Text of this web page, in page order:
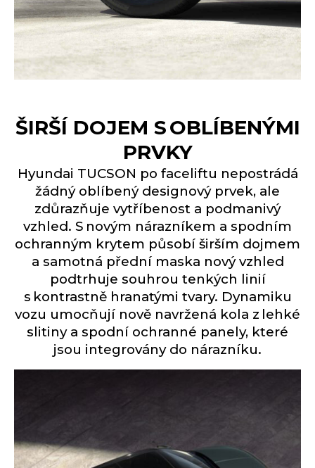
ŠIRŠÍ DOJEM S OBLÍBENÝMI
PRVKY
Hyundai TUCSON po faceliftu nepostrádá
žádný oblíbený designový prvek, ale
zdůrazňuje vytříbenost a podmanivý
vzhled. S novým nárazníkem a spodním
ochranným krytem působí širším dojmem
a samotná přední maska nový vzhled
podtrhuje souhrou tenkých linií
s kontrastně hranatými tvary. Dynamiku
vozu umocňují nově navržená kola z lehké
slitiny a spodní ochranné panely, které
jsou integrovány do nárazníku.